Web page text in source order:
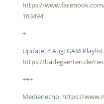
https://
163494
+
Update, 4 Aug: GAM
https://badegaerten.de/
+++
Medienecho: https://